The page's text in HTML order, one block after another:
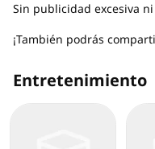
Sin publicidad excesiva
¡También podrás
Entretenimiento